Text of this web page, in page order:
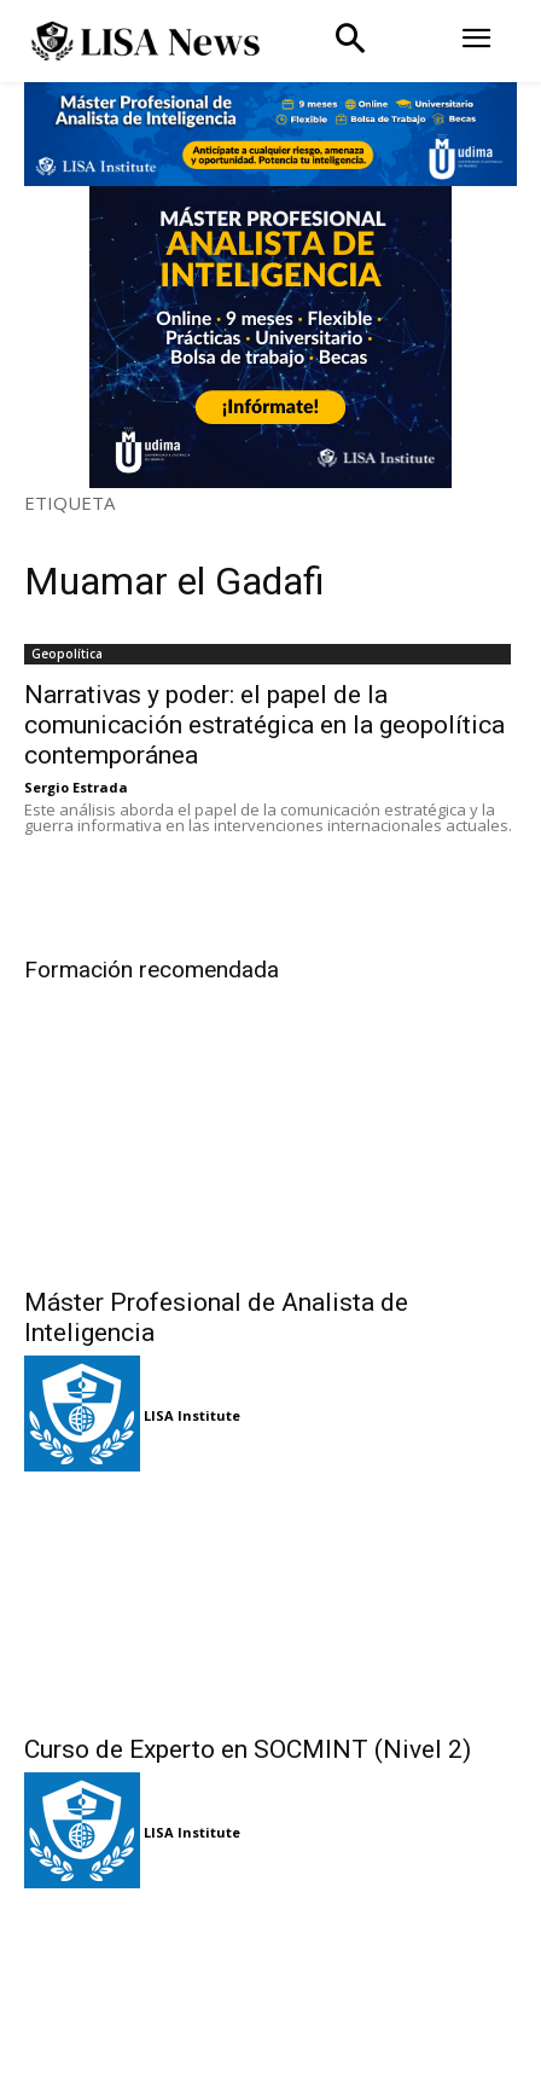
ETIQUETA
Muamar el Gadafi
Geopolítica
Narrativas y poder: el papel de la
comunicación estratégica en la geopolítica
contemporánea
Sergio Estrada
Este análisis aborda el papel de la comunicación estratégica y la
guerra informativa en las intervenciones internacionales actuales.
Formación recomendada
Máster Profesional de Analista de
Inteligencia
LISA Institute
Curso de Experto en SOCMINT (Nivel 2)
LISA Institute